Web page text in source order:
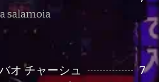
salamoia
オ チャーシュ 7